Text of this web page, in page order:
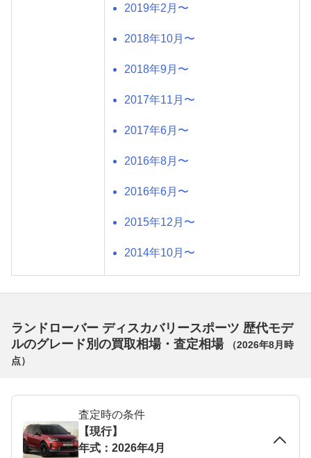
2019年2月〜
2018年10月〜
2018年9月〜
2017年11月〜
2017年6月〜
2016年8月〜
2016年6月〜
2015年12月〜
2014年10月〜
ランドローバー ディスカバリースポーツ 歴代モデ
ルのグレード別の買取相場・査定相場
（2026年8月 時
点）
査定時の条件
【現行】
年式：2026年4月